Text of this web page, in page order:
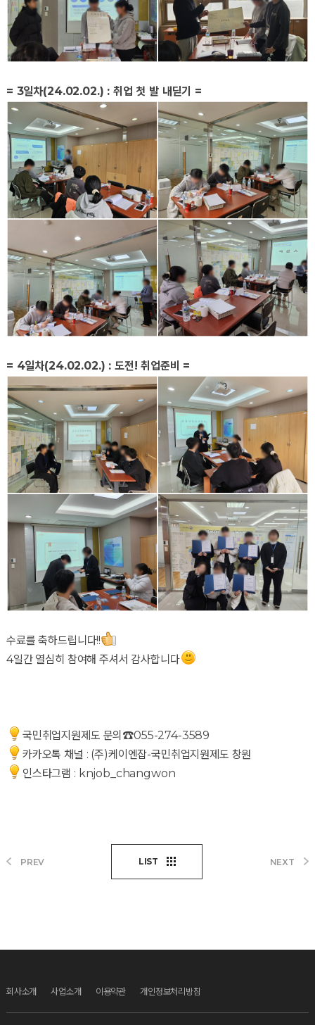
= 3일차(24.02.02.) : 취업 첫 발 내딛기 =
= 4일차(24.02.02.) : 도전! 취업준비 =
수료를 축하드립니다!!
4일간 열심히 참여해 주셔서 감사합니다
국민취업지원제도 문의☎055-274-3589
카카오톡 채널 : (주)케이엔잡-국민취업지원제도 창원
인스타그램 : knjob_changwon
PREV LIST NEXT
회사소개 사업소개 이용약관 개인정보처리방침